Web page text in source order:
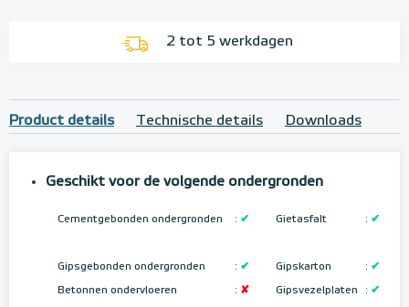
2 tot 5 werkdagen
Product details Technische details Downloads
Geschikt voor de volgende ondergronden
Cementgebonden ondergronden : ✔ Gietasfalt : ✔
Gipsgebonden ondergronden : ✔ Gipskarton : ✔
Betonnen ondervloeren : ✘ Gipsvezelplaten : ✔